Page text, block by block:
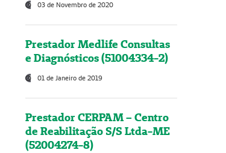
03 de Novembro de 2020
Prestador Medlife Consultas
e Diagnósticos (51004334-2)
01 de Janeiro de 2019
Prestador CERPAM – Centro
de Reabilitação S/S Ltda-ME
(52004274-8)